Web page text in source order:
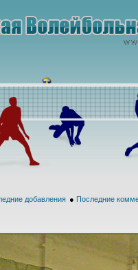
добавления ● Последние